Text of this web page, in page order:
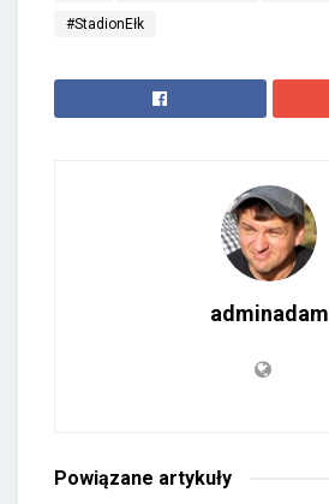
#StadionEłk
adminadam
Powiązane artykuły